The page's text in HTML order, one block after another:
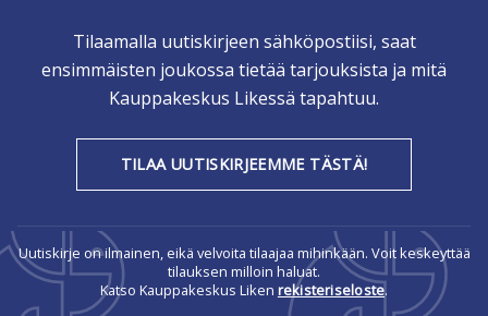
Tilaamalla uutiskirjeen sähköpostiisi, saat
ensimmäisten joukossa tietää tarjouksista ja mitä
Kauppakeskus Likessä tapahtuu.
TILAA UUTISKIRJEEMME TÄSTÄ!
Uutiskirje on ilmainen, eikä velvoita tilaajaa mihinkään. Voit keskeyttää
tilauksen milloin haluat.
Katso Kauppakeskus Liken rekisteriseloste.